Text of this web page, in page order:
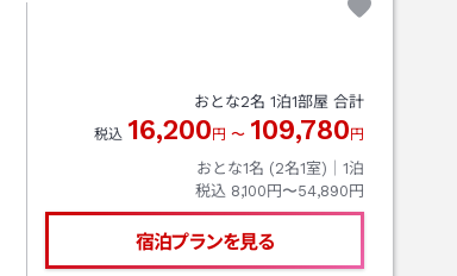
おとな2名 1泊1部屋 合計
税込 16,200 円 〜 109,780 円
おとな1名 (2名1室)｜ 1泊
税込 8,100円〜54,890円
宿泊プランを見る